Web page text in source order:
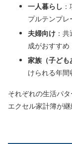
一人暮らし
プルテンプレ
夫婦向け ：
成がおすすめ
家族（子ども
けられる年間
それぞれの生活パ
エクセル家計簿が継